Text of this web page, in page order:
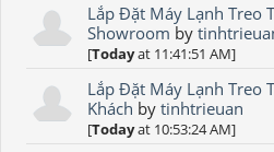
Lắp Đặt Máy Lạnh Treo
Showroom by
[Todayat 11:41:51 AM]
Lắp Đặt Máy Lạnh Treo
Khách bytinhtrieuan
[Todayat 10:53:24 AM]